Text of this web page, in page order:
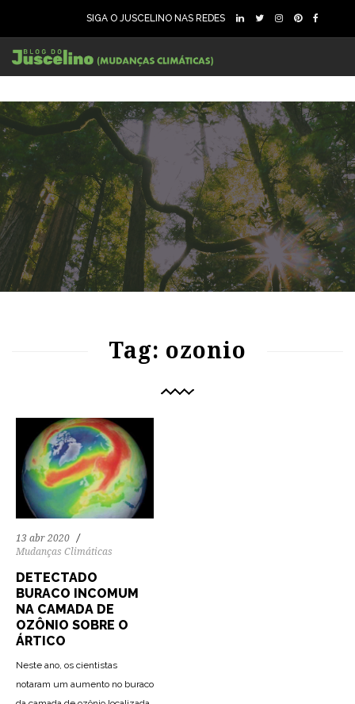
SIGA O JUSCELINO NAS REDES
Tag: ozonio
13 abr 2020
Mudanças Climáticas
DETECTADO
BURACO INCOMUM
NA CAMADA DE
OZÔNIO SOBRE O
ÁRTICO
Neste ano, os cientistas
notaram um aumento no buraco